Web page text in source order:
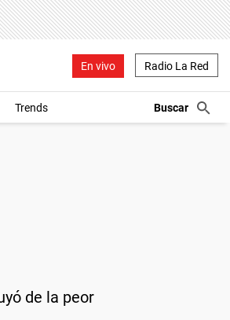
En vivo Radio La Red
Trends
de la peor